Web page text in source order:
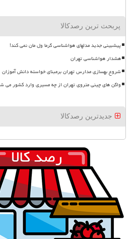
پربحث ترین رصدکالا
پیشبینی جدید مدلهای هواشناسی گرما ول مان نمی کند!
هشدار هواشناسی تهران
شروع بهسازی مدارس تهران برمبنای خواسته دانش آموزان
واگن های چینی متروی تهران از چه مسیری وارد کشور می
جدیدترین رصدکالا